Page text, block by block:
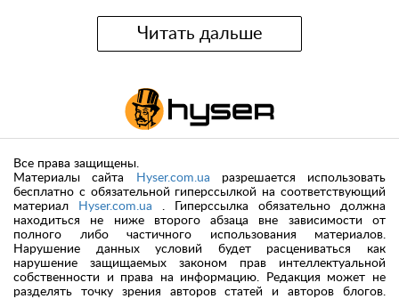
Читать дальше
Все права защищены.
Материалы сайта
Hyser.com.ua разрешается использовать
бесплатно с обязательной гиперссылкой на соответствующий
материал
Hyser.com.ua . Гиперссылка обязательно должна
находиться не ниже второго абзаца вне зависимости от
полного либо частичного использования материалов.
Нарушение данных условий будет расцениваться как
нарушение защищаемых законом прав интеллектуальной
собственности и права на информацию. Редакция может не
разделять точку зрения авторов статей и авторов блогов.